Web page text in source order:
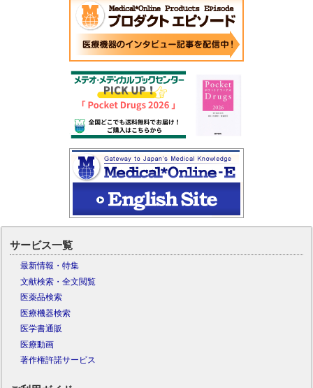
サービス一覧
最新情報・特集
文献検索・全文閲覧
医薬品検索
医療機器検索
医学書通販
医療動画
著作権許諾サービス